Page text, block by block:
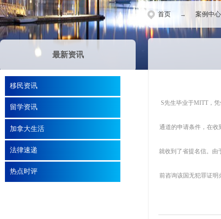
S先生毕业于MITT，
通道的申请条件，在收
就收到了省提名信。由
前咨询该国无犯罪证明
最新资讯
首页 → 案例中心
移民资讯
留学资讯
加拿大生活
法律速递
热点时评